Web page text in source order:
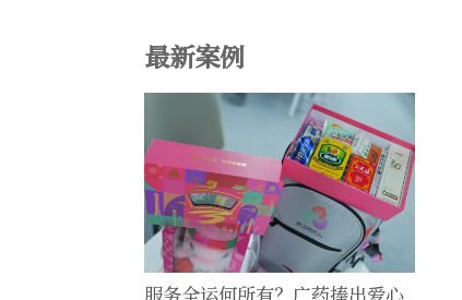
最新案例
服务全运何所有？广药捧出爱心